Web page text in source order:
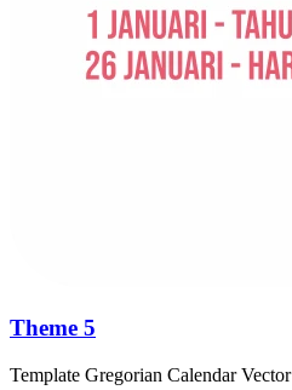
Theme 5
Template Gregorian CalendarVector